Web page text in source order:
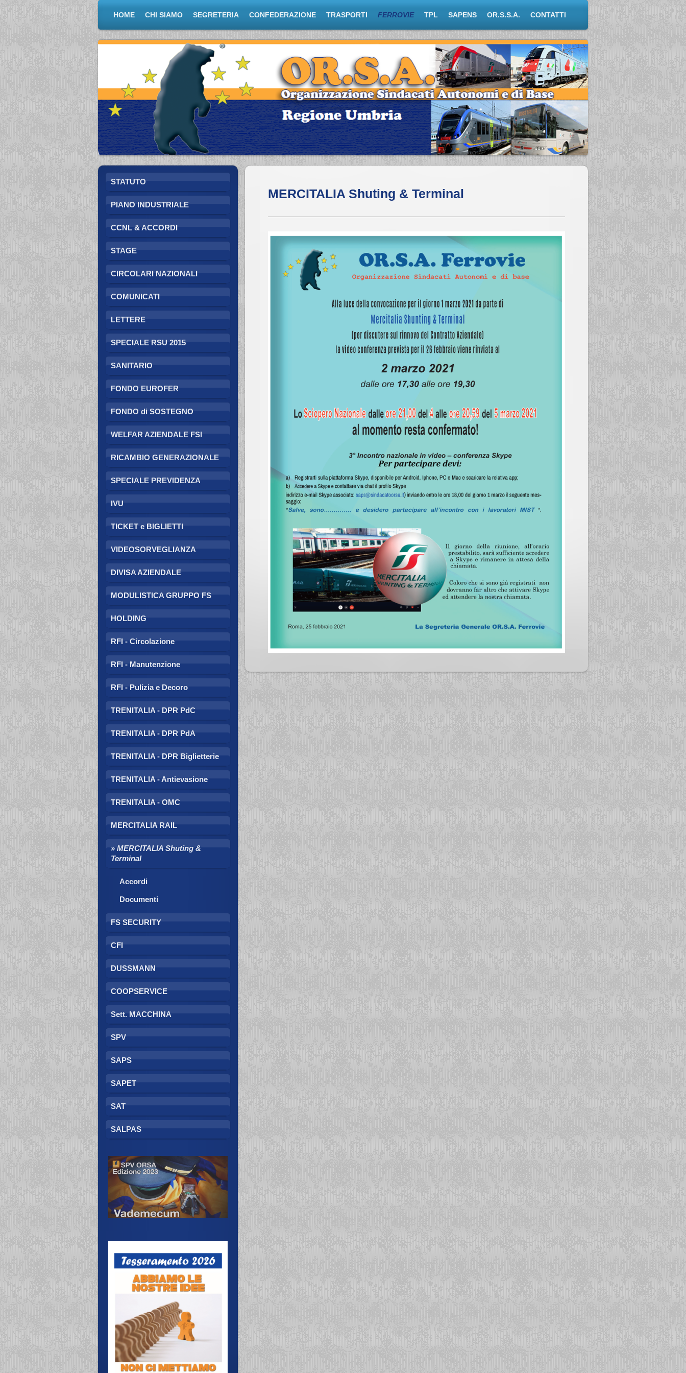
HOME CHI SIAMO SEGRETERIA CONFEDERAZIONE TRASPORTI FERROVIE TPL SAPENS OR.S.S.A. CONTATTI
MERCITALIA Shuting & Terminal
STATUTO
PIANO INDUSTRIALE
CCNL & ACCORDI
STAGE
CIRCOLARI NAZIONALI
COMUNICATI
LETTERE
SPECIALE RSU 2015
SANITARIO
FONDO EUROFER
FONDO di SOSTEGNO
WELFAR AZIENDALE FSI
RICAMBIO GENERAZIONALE
SPECIALE PREVIDENZA
IVU
TICKET e BIGLIETTI
VIDEOSORVEGLIANZA
DIVISA AZIENDALE
MODULISTICA GRUPPO FS
HOLDING
RFI - Circolazione
RFI - Manutenzione
RFI - Pulizia e Decoro
TRENITALIA - DPR PdC
TRENITALIA - DPR PdA
TRENITALIA - DPR Biglietterie
TRENITALIA - Antievasione
TRENITALIA - OMC
MERCITALIA RAIL
MERCITALIA Shuting &
Terminal
Accordi
Documenti
FS SECURITY
CFI
DUSSMANN
COOPSERVICE
Sett. MACCHINA
SPV
SAPS
SAPET
SAT
SALPAS